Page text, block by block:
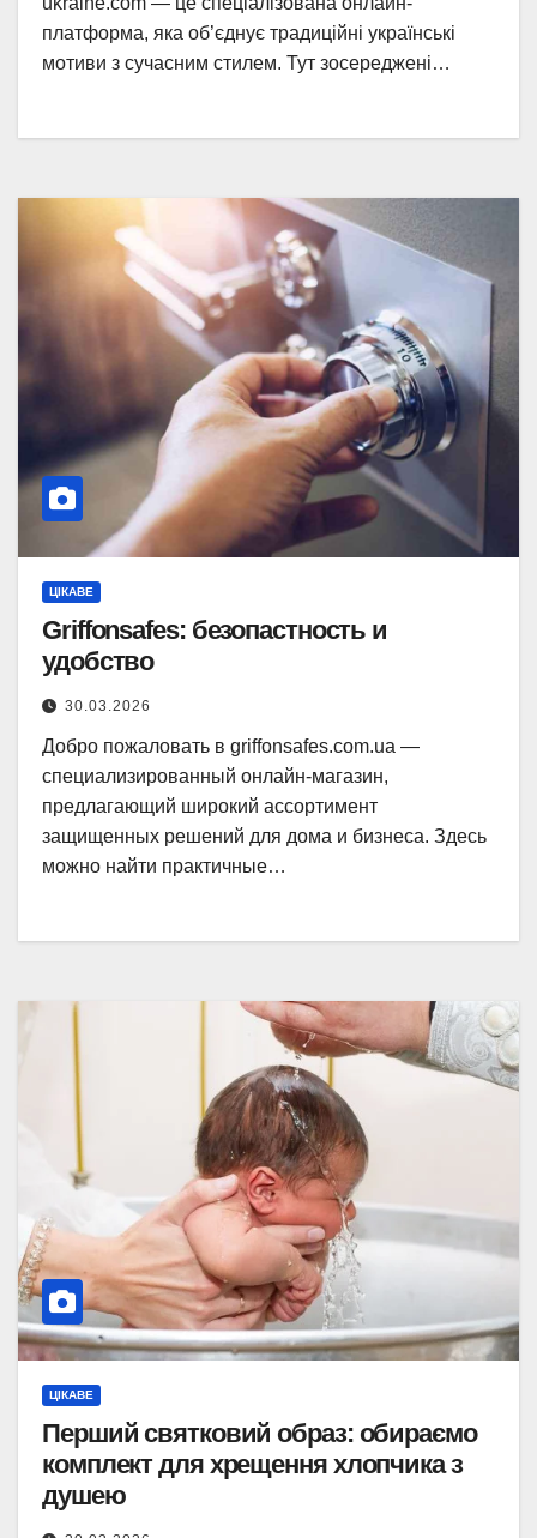
платформа, яка об’єднує традиційні українські
мотиви з сучасним стилем. Тут зосереджені…
ЦІКАВЕ
Griffonsafes: безопастность и
удобство
30.03.2026
Добро пожаловать в griffonsafes.com.ua —
специализированный онлайн-магазин,
предлагающий широкий ассортимент
защищенных решений для дома и бизнеса. Здесь
можно найти практичные…
ЦІКАВЕ
Перший святковий образ: обираємо
комплект для хрещення хлопчика з
душею